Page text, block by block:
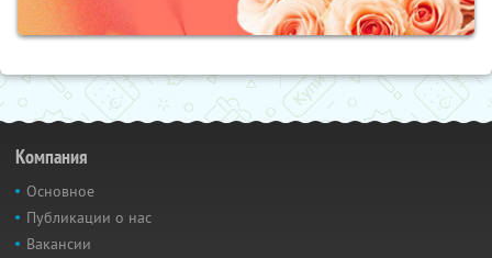
Компания
Основное
Публикации о нас
Вакансии